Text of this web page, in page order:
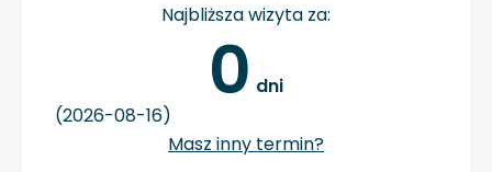
Najbliższa wizyta za:
0 dni
(2026-08-16)
Masz inny termin?